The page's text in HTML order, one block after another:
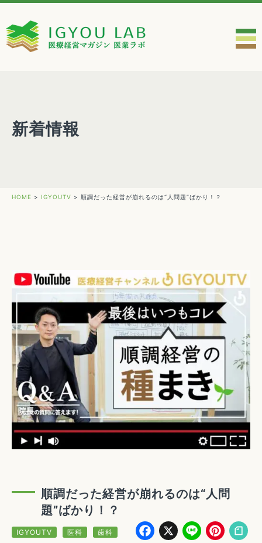
新着情報
HOME > IGYOUTV > 順調だった経営が崩れるのは“人問題”ばかり！？
順調だった経営が崩れるのは“人問
題”ばかり！？
IGYOUTV 医科 歯科 Facebook
X Line